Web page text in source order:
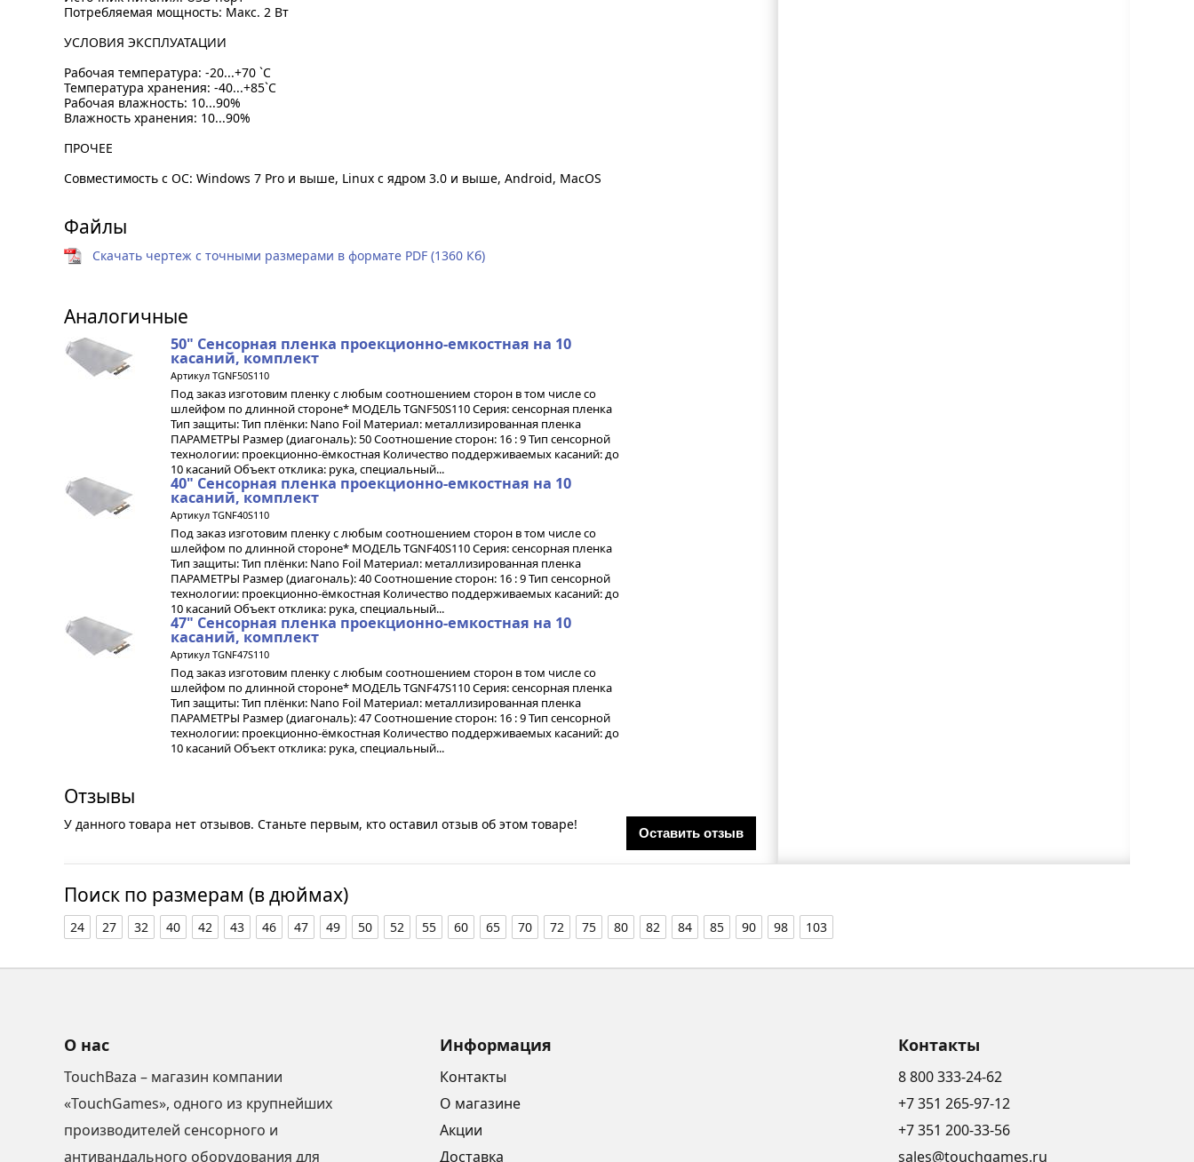
Потребляемая мощность: Макс. 2 Вт
УСЛОВИЯ ЭКСПЛУАТАЦИИ
Рабочая температура: -20...+70 `C
Температура хранения: -40...+85`C
Рабочая влажность: 10...90%
Влажность хранения: 10...90%
ПРОЧЕЕ
Совместимость с ОС: Windows 7 Pro и выше, Linux с ядром 3.0 и выше, Android, MacOS
Файлы
Скачать чертеж с точными размерами в формате PDF (1360 Кб)
Аналогичные
50" Сенсорная пленка проекционно-емкостная на 10
касаний, комплект
Артикул TGNF50S110
Под заказ изготовим пленку с любым соотношением сторон в том числе со
шлейфом по длинной стороне* МОДЕЛЬ TGNF50S110 Серия: сенсорная пленка
Тип защиты: Тип плёнки: Nano Foil Материал: металлизированная пленка
ПАРАМЕТРЫ Размер (диагональ): 50 Соотношение сторон: 16 : 9 Тип сенсорной
технологии: проекционно-ёмкостная Количество поддерживаемых касаний: до
10 касаний Объект отклика: рука, специальный...
40" Сенсорная пленка проекционно-емкостная на 10
касаний, комплект
Артикул TGNF40S110
Под заказ изготовим пленку с любым соотношением сторон в том числе со
шлейфом по длинной стороне* МОДЕЛЬ TGNF40S110 Серия: сенсорная пленка
Тип защиты: Тип плёнки: Nano Foil Материал: металлизированная пленка
ПАРАМЕТРЫ Размер (диагональ): 40 Соотношение сторон: 16 : 9 Тип сенсорной
технологии: проекционно-ёмкостная Количество поддерживаемых касаний: до
10 касаний Объект отклика: рука, специальный...
47" Сенсорная пленка проекционно-емкостная на 10
касаний, комплект
Артикул TGNF47S110
Под заказ изготовим пленку с любым соотношением сторон в том числе со
шлейфом по длинной стороне* МОДЕЛЬ TGNF47S110 Серия: сенсорная пленка
Тип защиты: Тип плёнки: Nano Foil Материал: металлизированная пленка
ПАРАМЕТРЫ Размер (диагональ): 47 Соотношение сторон: 16 : 9 Тип сенсорной
технологии: проекционно-ёмкостная Количество поддерживаемых касаний: до
10 касаний Объект отклика: рука, специальный...
Отзывы
Оставить отзыв
У данного товара нет отзывов. Станьте первым, кто оставил отзыв об этом товаре!
Поиск по размерам (в дюймах)
24 27 32 40 42 43 46 47 49 50 52 55 60 65 70 72 75 80 82 84 85 90 98 103
О нас
TouchBaza – магазин компании
«TouchGames», одного из крупнейших
производителей сенсорного и
антивандального оборудования для
Информация
Контакты
О магазине
Акции
Доставка
Контакты
8 800 333-24-62
+7 351 265-97-12
+7 351 200-33-56
sales@touchgames.ru